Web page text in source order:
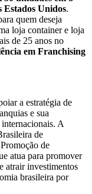
Estados Unidos.
quem deseja
loja container e loja
de 25 anos no
em Franchising
a estratégia de
e sua
A
de
de
atua para promover
atrair investimentos
brasileira por